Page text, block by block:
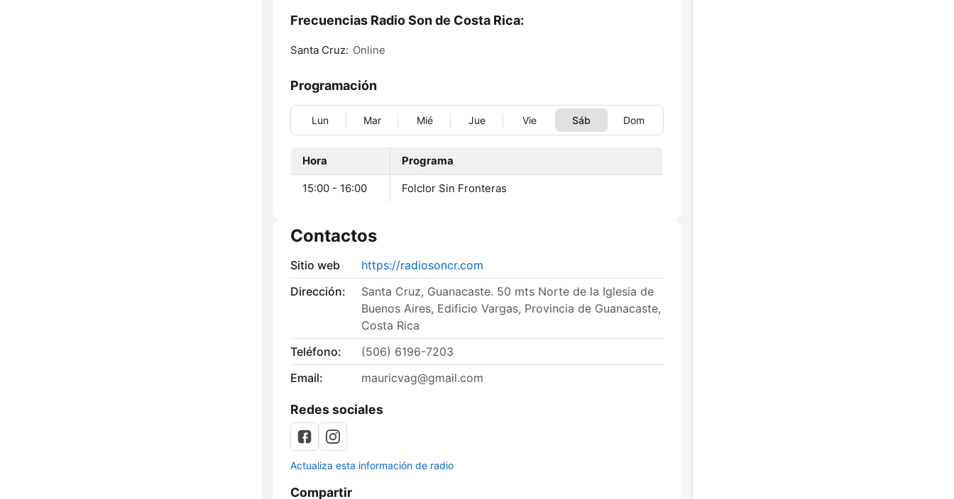
Frecuencias Radio Son de Costa Rica:
Santa Cruz: Online
Programación
Lun Mar Mié Jue Vie Sáb Dom
Hora Programa
15:00 - 16:00 Folclor Sin Fronteras
Contactos
Sitio web
https://radiosoncr.com
Dirección:
Santa Cruz, Guanacaste. 50 mts Norte de la Iglesia de
Buenos Aires, Edificio Vargas, Provincia de Guanacaste,
Costa Rica
Teléfono:
(506) 6196-7203
Email:
mauricvag@gmail.com
Redes sociales
Actualiza esta información de radio
Compartir